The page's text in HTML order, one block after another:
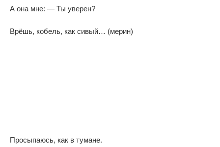
А она мне: — Ты уверен?
Врёшь, кобель, как сивый… (мерин)
Просыпаюсь, как в тумане.